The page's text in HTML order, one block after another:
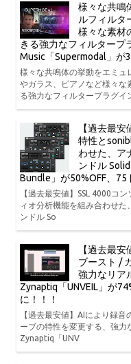
様々な共鳴
ルフィルタ
様々な素材
きる強力なフィルタープ
Music「Supermodal」が
様々な共鳴体の挙動をエミュ
やガラス、ピアノなど様々な
る強力なフィルタープラグイ
【過去最
特性と
わせた、ア
ンドル
Bundle」が50%OFF、75
【過去最安値】SSL 4000コ
ィオ分析機能を組み合わせ
ンドル So
【過去最
ブースト /
強力なリア
Zynaptiq「UNVEIL」が
に！！！
【過去最安値】AIにより録
ーブの特性を変更する、強力
Zynaptiq「UNV